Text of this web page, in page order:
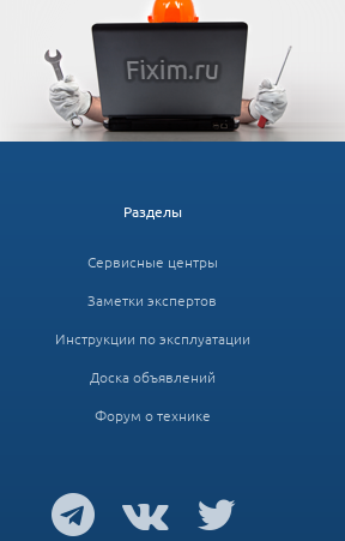
Разделы
Сервисные центры
Заметки экспертов
Инструкции по эксплуатации
Доска объявлений
Форум о технике